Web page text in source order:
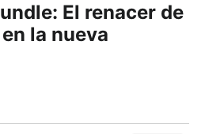
El renacer de
la nueva